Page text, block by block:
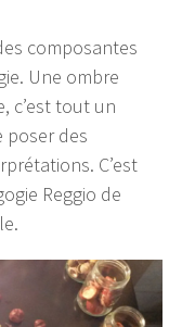
composantes
Une ombre
c’est tout un
poser des
C’est
Reggio de